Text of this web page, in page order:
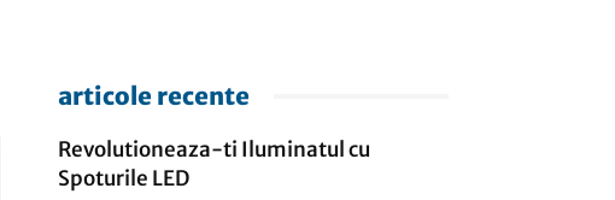
articole recente
Revolutioneaza-ti Iluminatul cu
Spoturile LED